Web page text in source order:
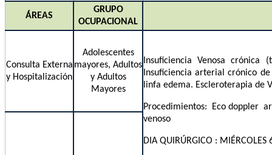
ÁREAS
GRUPO
OCUPACIONAL
Consulta Externa
y Hospitalización
Adolescentes
mayores, Adultos
y Adultos
Mayores
Insuficiencia Venosa crónica
Insuficiencia arterial crónico
linfa edema. Escleroterapia de
Procedimientos: Eco doppler
DIA QUIRÚRGICO : MIÉRCOLES